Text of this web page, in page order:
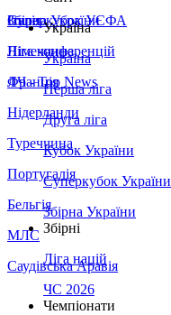
Збірна України
Італія
Німеччина
Франція
Нідерланди
Туреччина
Португалія
Бельгія
МЛС
Саудівська Аравія
Суперкубок УЄФА
Ліга конференцій
ЛЧ - Top News
Україна
Україна
Перша ліга
Друга ліга
Кубок України
Суперкубок України
Збірна України
Збірні
Ліга націй
ЧС 2026
Чемпіонати